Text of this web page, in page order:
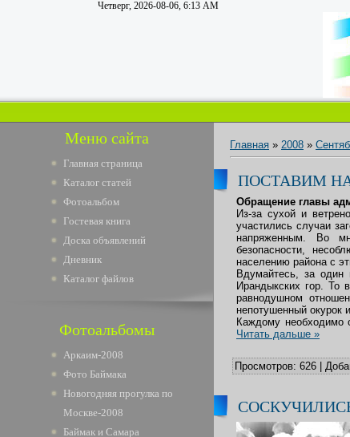
Четверг, 2026-08-06, 6:13 AM
Меню сайта
Главная страница
Каталог статей
Фотоальбом
Гостевая книга
Доска объявлений
Дневник
Каталог файлов
Фотоальбомы
Аркаим-2008
Фото Баймака
Новогодняя прогулка по
Москве-2008
Баймак и Самара
Главная » 2008 »
ПОСТАВИМ
Обращение главы
Из-за сухой и
участились случаи
напряженным. Во
безопасности,
населению района с
Вдумайтесь, за один
Ирандыкских гор. То
равнодушном
непотушенный окурок
Каждому необходимо
Читать дальше »
Просмотров: 626